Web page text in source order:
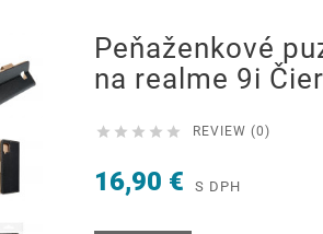
Peňaženkové
na realme 9i
     REVIEW (0)
16,90 € S DPH